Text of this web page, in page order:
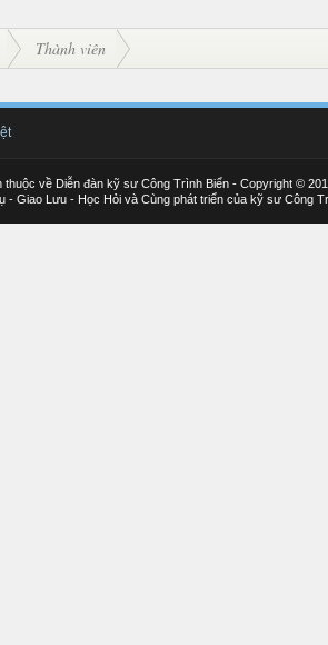
Thành viên
thuộc về Diễn đàn kỹ sư Công Trình Biển - Copyright ©
- Giao Lưu - Học Hỏi và Cùng phát triển của kỹ sư Công